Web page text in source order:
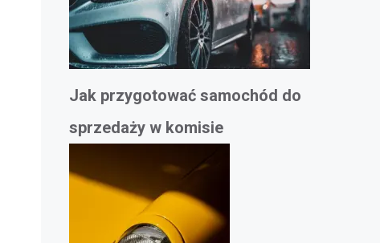
Jak przygotować samochód do
sprzedaży w komisie